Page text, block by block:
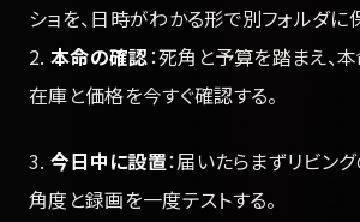
ショを、日時がわかる形で別フォルダに
2. 本命の確認：死角と予算を踏まえ、
在庫と価格を今すぐ確認する。
3. 今日中に設置：届いたらまずリビン
角度と録画を一度テストする。